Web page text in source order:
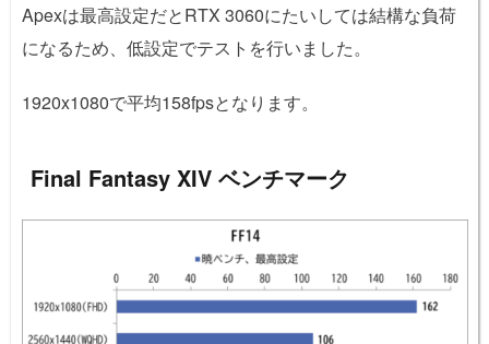
Apexは最高設定だとRTX 3060にたいしては結構な負荷
になるため、低設定でテストを行いました。
1920x1080で平均158fpsとなります。
Final Fantasy XIV ベンチマーク